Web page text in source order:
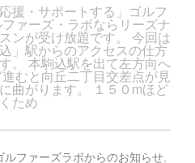
援・サポートする」ゴルフ
ァーズ・ラボならリーズナ
ンが受け放題です。 今回は
」駅からのアクセスの仕方
。 本駒込駅を出て左方向へ
むと向丘二丁目交差点が見
曲がります。 １５０mほど
ため
ルファーズラボからのお知らせ,